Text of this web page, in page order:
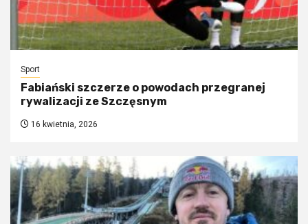
Sport
Fabiański szczerze o powodach przegranej
rywalizacji ze Szczęsnym
16 kwietnia, 2026